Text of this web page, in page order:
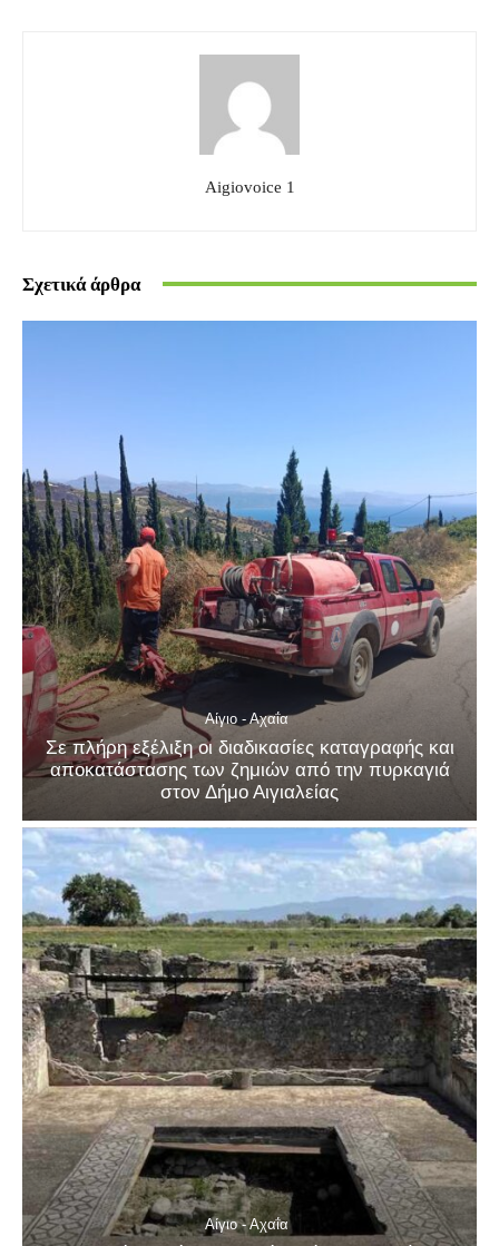
Aigiovoice 1
Σχετικά άρθρα
Αίγιο - Αχαΐα
Σε πλήρη εξέλιξη οι διαδικασίες καταγραφής και
αποκατάστασης των ζημιών από την πυρκαγιά
στον Δήμο Αιγιαλείας
Αίγιο - Αχαΐα